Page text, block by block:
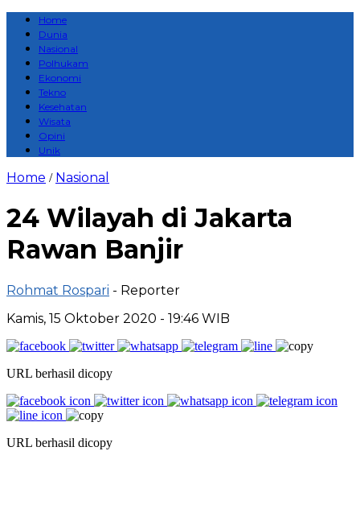
Home
Dunia
Nasional
Polhukam
Ekonomi
Tekno
Kesehatan
Wisata
Opini
Unik
Home / Nasional
24 Wilayah di Jakarta
Rawan Banjir
Rohmat Rospari - Reporter
Kamis, 15 Oktober 2020 - 19:46 WIB
URL berhasil dicopy
URL berhasil dicopy